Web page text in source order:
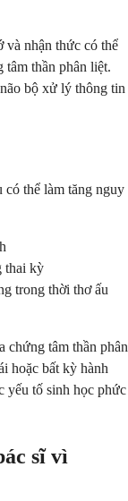
và nhận thức có thể
tâm thần phân liệt.
bộ xử lý thông tin
thể làm tăng nguy
thai kỳ
trong thời thơ ấu
chứng tâm thần phân
hoặc bất kỳ hành
yếu tố sinh học phức
sĩ vì